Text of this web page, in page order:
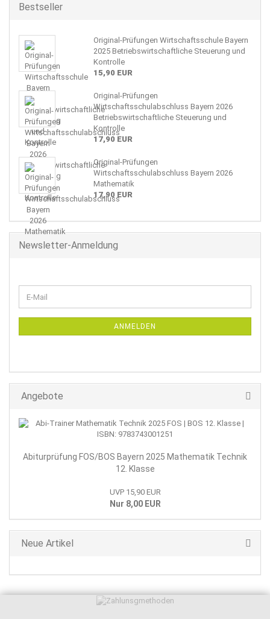
Bestseller
Original-Prüfungen Wirtschaftsschule Bayern
2025 Betriebswirtschaftliche Steuerung und
Kontrolle
15,90 EUR
Original-Prüfungen
Wirtschaftsschulabschluss Bayern 2026
Betriebswirtschaftliche Steuerung und
Kontrolle
17,90 EUR
Original-Prüfungen
Wirtschaftsschulabschluss Bayern 2026
Mathematik
17,90 EUR
Newsletter-Anmeldung
ZUR
E-
Mail
ANMELDEN
Angebote
Abiturprüfung FOS/BOS Bayern 2025 Mathematik Technik
12. Klasse
UVP 15,90 EUR
Nur 8,00 EUR
Neue Artikel